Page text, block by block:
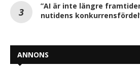
”AI är inte längre
nutidens
ANNONS